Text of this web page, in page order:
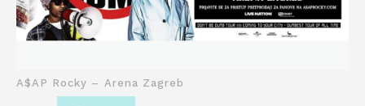
A$AP Rocky – Arena Zagreb